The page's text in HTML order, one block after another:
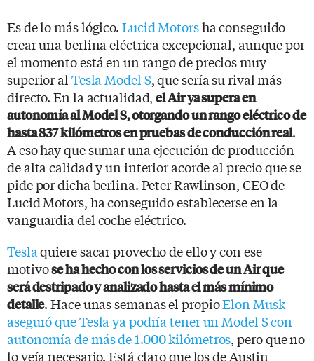
Es de lo más lógico.Lucid Motorsha conseguido
crear una berlina eléctrica excepcional, aunque por
el momento está en un rango de precios muy
superior al Tesla Model S, que sería su rival más
directo. En la actualidad,el Air ya supera en
autonomía al Model S, otorgando un rango eléctrico de
hasta 837 kilómetros en pruebas de conducción real.
A eso hay que sumar una ejecución de producción
de alta calidad y un interior acorde al precio que se
pide por dicha berlina. Peter Rawlinson, CEO de
Lucid Motors, ha conseguido establecerse en la
vanguardia del coche eléctrico.
Teslaquiere sacar provecho de ello y con ese
motivose ha hecho con los servicios de un Air que
será destripado y analizado hasta el más mínimo
detalle. Hace unas semanas el propioElon Musk
aseguró que Tesla ya podría tener un Model S con
autonomía de más de 1.000 kilómetros, pero que no
lo veía necesario. Está claro que los de Austin